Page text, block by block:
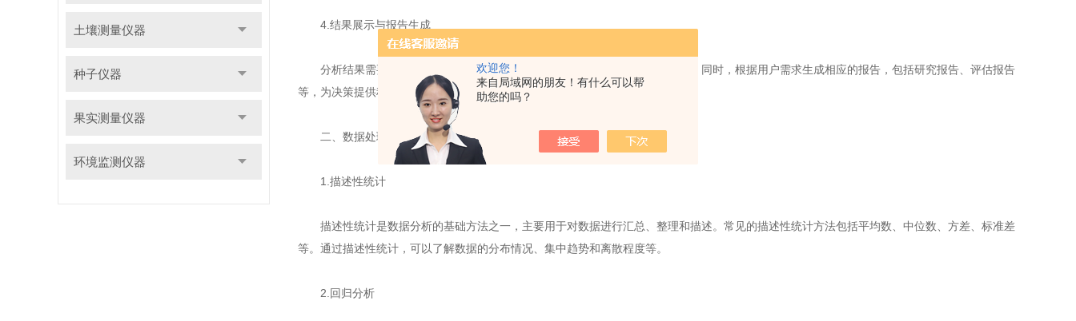
欢迎您！
来自局域网的朋友！有什么可以帮
助您的吗？
土壤测量仪器
种子仪器
果实测量仪器
环境监测仪器
4.结果展示与报告生成
分析结果需要通过可视化界面进行展示，以便用户能够直观地了解分析结果。同时，根据用户需求生成相应的报告，包括研究报告、评估报告
等，为决策提供科学依据。
二、数据处理方法
1.描述性统计
描述性统计是数据分析的基础方法之一，主要用于对数据进行汇总、整理和描述。常见的描述性统计方法包括平均数、中位数、方差、标准差
等。通过描述性统计，可以了解数据的分布情况、集中趋势和离散程度等。
2.回归分析